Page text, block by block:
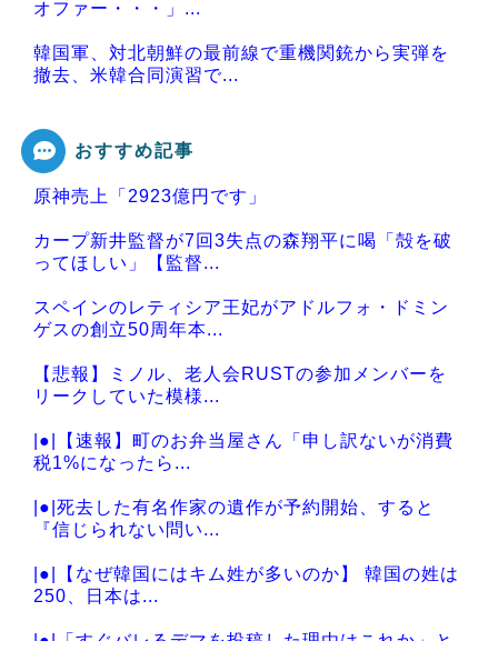
オファー・・・」...
韓国軍、対北朝鮮の最前線で重機関銃から実弾を
撤去、米韓合同演習で...
Powered by livedoor 相互RSS
おすすめ記事
原神売上「2923億円です」
カープ新井監督が7回3失点の森翔平に喝「殻を破
ってほしい」【監督...
スペインのレティシア王妃がアドルフォ・ドミン
ゲスの創立50周年本...
【悲報】ミノル、老人会RUSTの参加メンバーを
リークしていた模様...
|●|【速報】町のお弁当屋さん「申し訳ないが消費
税1%になったら...
|●|死去した有名作家の遺作が予約開始、すると
『信じられない問い...
|●|【なぜ韓国にはキム姓が多いのか】 韓国の姓は
250、日本は...
|●|「すぐバレるデマを投稿した理由はこれか」と